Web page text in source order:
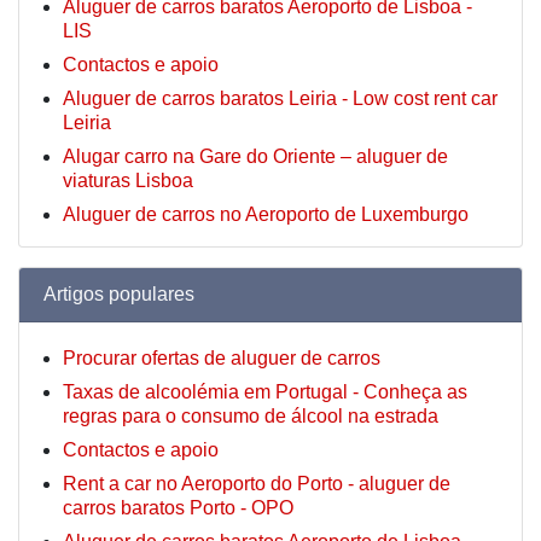
Aluguer de carros baratos Aeroporto de Lisboa -
LIS
Contactos e apoio
Aluguer de carros baratos Leiria - Low cost rent car
Leiria
Alugar carro na Gare do Oriente – aluguer de
viaturas Lisboa
Aluguer de carros no Aeroporto de Luxemburgo
Artigos populares
Procurar ofertas de aluguer de carros
Taxas de alcoolémia em Portugal - Conheça as
regras para o consumo de álcool na estrada
Contactos e apoio
Rent a car no Aeroporto do Porto - aluguer de
carros baratos Porto - OPO